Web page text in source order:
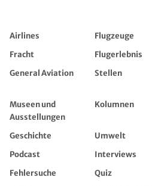
Airlines Flugzeuge
Fracht
Flugerlebnis
General Aviation
Stellen
Museen und
Ausstellungen
Kolumnen
Geschichte Umwelt
Podcast
Interviews
Fehlersuche
Quiz